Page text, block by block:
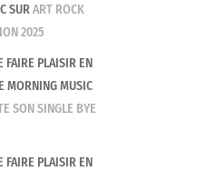
– ‘HOLD ON DARLING’
SURART ROCK
2025
FAIRE PLAISIR EN
MORNING MUSIC
SON SINGLE BYE
FAIRE PLAISIR EN